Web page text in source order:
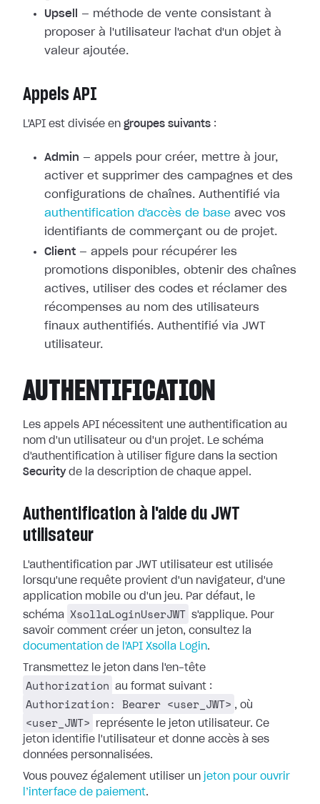
Upsell
— méthode de vente consistant à
proposer à l'utilisateur l'achat d'un objet à
valeur ajoutée.
Appels API
L'API est divisée en groupes suivants :
Admin — appels pour créer, mettre à jour,
activer et supprimer des campagnes et des
configurations de chaînes. Authentifié via
authentification d'accès de base avec vos
identifiants de commerçant ou de projet.
Client — appels pour récupérer les
promotions disponibles, obtenir des chaînes
actives, utiliser des codes et réclamer des
récompenses au nom des utilisateurs
finaux authentifiés. Authentifié via JWT
utilisateur.
AUTHENTIFICATION
Les appels API nécessitent une authentification au
nom d'un utilisateur ou d'un projet. Le schéma
d'authentification à utiliser figure dans la section
Securityde la description de chaque appel.
Authentification à l'aide du JWT
utilisateur
L'authentification par JWT utilisateur est utilisée
lorsqu'une requête provient d'un navigateur, d'une
application mobile ou d'un jeu. Par défaut, le
schéma
XsollaLoginUserJWT s'applique. Pour
savoir comment créer un jeton, consultez la
documentation de l'API Xsolla Login.
Transmettez le jeton dans l'en-tête
Authorization au format suivant :
Authorization: Bearer <user_JWT> , où
<user_JWT>
représente le jeton utilisateur. Ce
jeton identifie l'utilisateur et donne accès à ses
données personnalisées.
Vous pouvez également utiliser un jeton pour ouvrir
l’interface de paiement.